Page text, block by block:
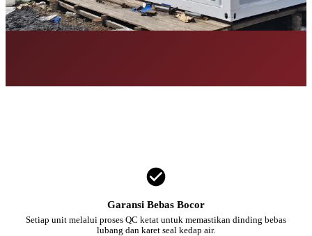
Garansi Bebas Bocor
Setiap unit melalui proses QC ketat untuk memastikan dinding bebas
lubang dan karet seal kedap air.